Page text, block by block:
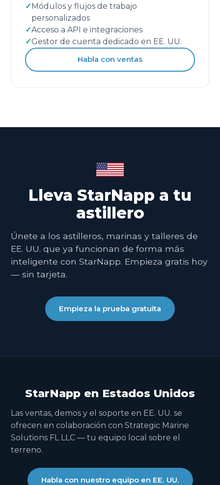
✓Módulos y flujos de trabajo
personalizados
✓Acceso a API e integraciones
✓Gestor de cuenta dedicado en EE. UU.
Habla con ventas
Lleva StarNapp a tu
astillero
Únete a los astilleros, marinas y talleres de
EE. UU. que ya funcionan de forma más
inteligente con StarNapp. Empieza gratis hoy
— sin tarjeta.
Empieza la prueba gratuita
StarNapp en Estados Unidos
Las ventas, demos y el soporte en EE. UU. se
ofrecen en colaboración con Strategic Marine
Solutions FL LLC — tu equipo local sobre el
terreno.
Habla con nuestro equipo en EE. UU.